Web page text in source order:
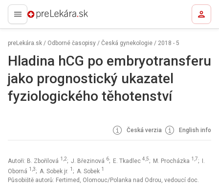
preLekára.sk
preLekára.sk / Odborné časopisy / Česká gynekologie / 2018 - 5
Hladina hCG po embryotransferu
jako prognostický ukazatel
fyziologického těhotenství
Česká verzia English info
Autoři: B. Zbořilová 1,2; J. Březinová 6; E. Tkadlec 4,5; M. Procházka 1,7; I.
Oborná 1,3; A. Sobek jr. 1 ; A. Sobek 1
Působiště autorů: Fertimed, Olomouc/Polanka nad Odrou, vedoucí doc.